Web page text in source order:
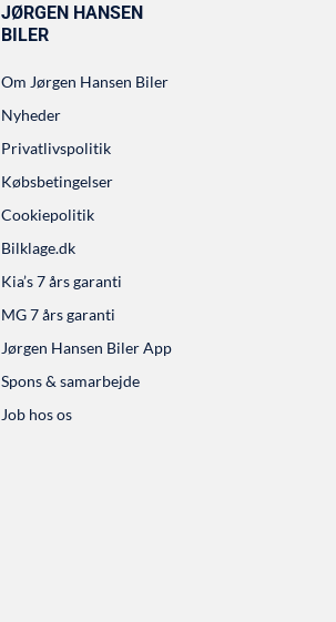
JØRGEN HANSEN
BILER
Om Jørgen Hansen Biler
Nyheder
Privatlivspolitik
Købsbetingelser
Cookiepolitik
Bilklage.dk
Kia’s 7 års garanti
MG 7 års garanti
Jørgen Hansen Biler App
Spons & samarbejde
Job hos os